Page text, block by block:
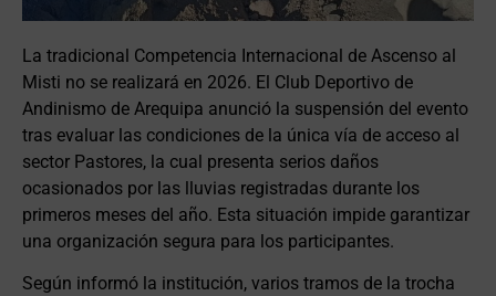
La tradicional Competencia Internacional de Ascenso al
Misti no se realizará en 2026. El Club Deportivo de
Andinismo de Arequipa anunció la suspensión del evento
tras evaluar las condiciones de la única vía de acceso al
sector Pastores, la cual presenta serios daños
ocasionados por las lluvias registradas durante los
primeros meses del año. Esta situación impide garantizar
una organización segura para los participantes.
Según informó la institución, varios tramos de la trocha